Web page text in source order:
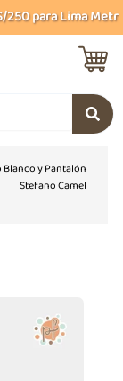
para Lima
Blanco y Pantalón
Stefano Camel